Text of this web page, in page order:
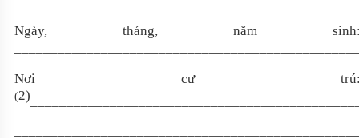
Ngày, tháng, năm
Nơi cư
(2)